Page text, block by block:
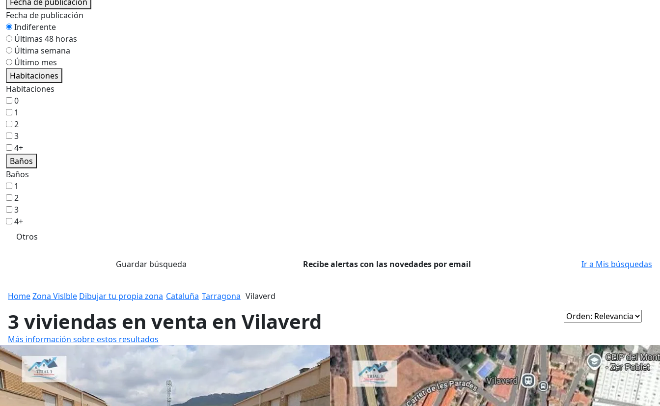
Fecha de publicación
Indiferente
Últimas 48 horas
Última semana
Último mes
Habitaciones
Habitaciones
0
1
2
3
4+
Baños
Baños
1
2
3
4+
Otros
Guardar búsqueda Recibe alertas con las novedades por email Ir a Mis búsquedas
HomeZona Vislble Dibujar tu propia zona Cataluña Tarragona Vilaverd
3 viviendas en venta en Vilaverd
Más información sobre estos resultados